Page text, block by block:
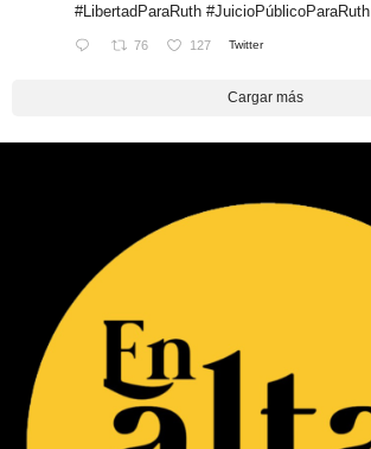
#LibertadParaRuth #JuicioPúblicoParaRuth
76 127 Twitter
Cargar más